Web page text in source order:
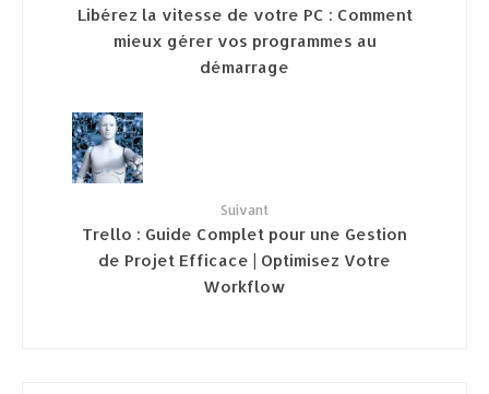
Libérez la vitesse de votre PC : Comment
mieux gérer vos programmes au
démarrage
Suivant
Trello : Guide Complet pour une Gestion
de Projet Efficace | Optimisez Votre
Workflow